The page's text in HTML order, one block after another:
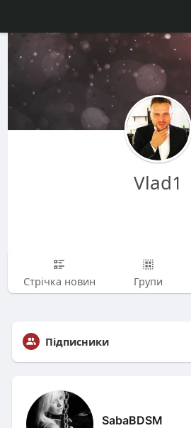
Vlad1
Стрічка новин Групи
Підписники
SabaBDSM